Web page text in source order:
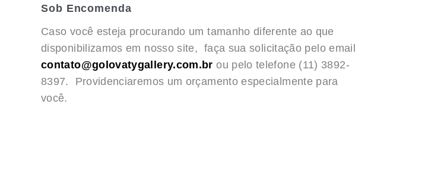
Sob Encomenda
Caso você esteja procurando um tamanho diferente ao que
disponibilizamos em nosso site, faça sua solicitação pelo email
contato@golovatygallery.com.br ou pelo telefone (11) 3892-
8397. Providenciaremos um orçamento especialmente para
você.